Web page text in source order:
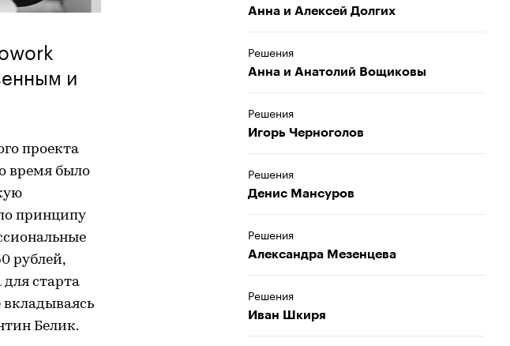
и
проекта
время было
принципу
рублей,
старта
вкладываясь
Белик.
Анна и Алексей Долгих
Решения
Анна и Анатолий Вощиковы
Решения
Игорь Черноголов
Решения
Денис Мансуров
Решения
Александра Мезенцева
Решения
Иван Шкиря